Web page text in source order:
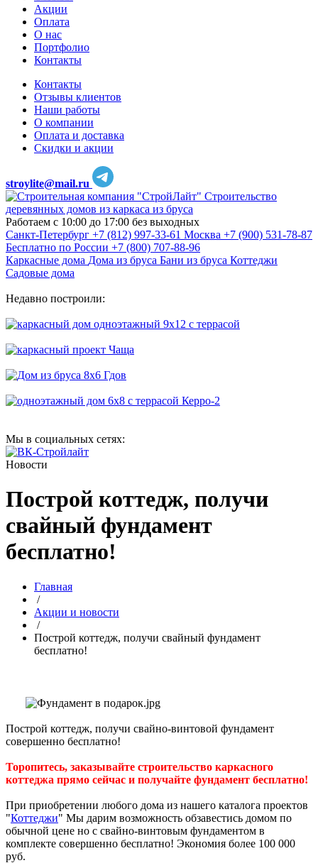
Акции
Оплата
О нас
Портфолио
Контакты
Контакты
Отзывы клиентов
Наши работы
О компании
Оплата и доставка
Скидки и акции
stroylite@mail.ru
Строительство
деревянных домов из каркаса из бруса
Работаем с 10:00 до 17:00 без выходных
Санкт-Петербург +7 (812) 997-33-61 Москва +7 (900) 531-78-87
Бесплатно по России +7 (800) 707-88-96
Каркасные дома Дома из бруса Бани из бруса Коттеджи
Садовые дома
Недавно построили:
Мы в социальных сетях:
Новости
Построй коттедж, получи
свайный фундамент
бесплатно!
Главная
/
Акции и новости
/
Построй коттедж, получи свайный фундамент
бесплатно!
Построй коттедж, получи свайно-винтовой фундамент
совершенно бесплатно!
Торопитесь, заказывайте строительство каркасного
коттеджа прямо сейчас и получайте фундамент бесплатно!
При приобретении любого дома из нашего каталога проектов
"Коттеджи" Мы дарим возможность обзавестись домом по
обычной цене но с свайно-винтовым фундаментом в
комплекте совершенно бесплатно! Экономия более 100 000
руб.